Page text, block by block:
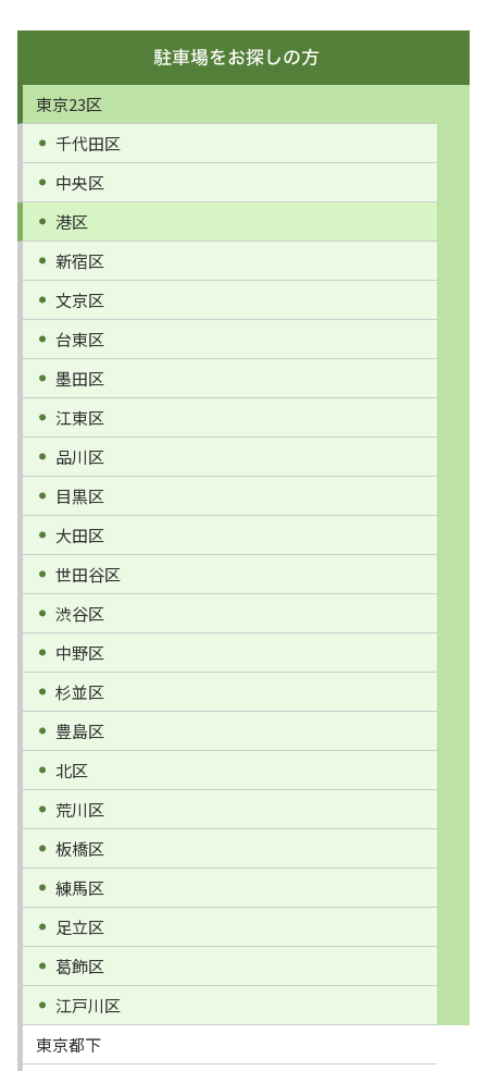
東京23区
千代田区
中央区
港区
新宿区
文京区
台東区
墨田区
江東区
品川区
目黒区
大田区
世田谷区
渋谷区
中野区
杉並区
豊島区
北区
荒川区
板橋区
練馬区
足立区
葛飾区
江戸川区
東京都下